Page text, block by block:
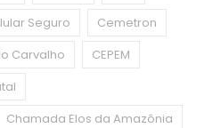
Seguro
Cemetron
Carvalho
CEPEM
Chamada Elos da Amazônia